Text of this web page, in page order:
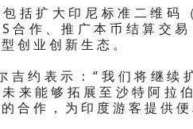
括扩大印尼标准二维码
合作、推广本币结算交
创业创新生态。
吉约表示：“我们将继
来能够拓展至沙特阿拉
合作，为印度游客提供便